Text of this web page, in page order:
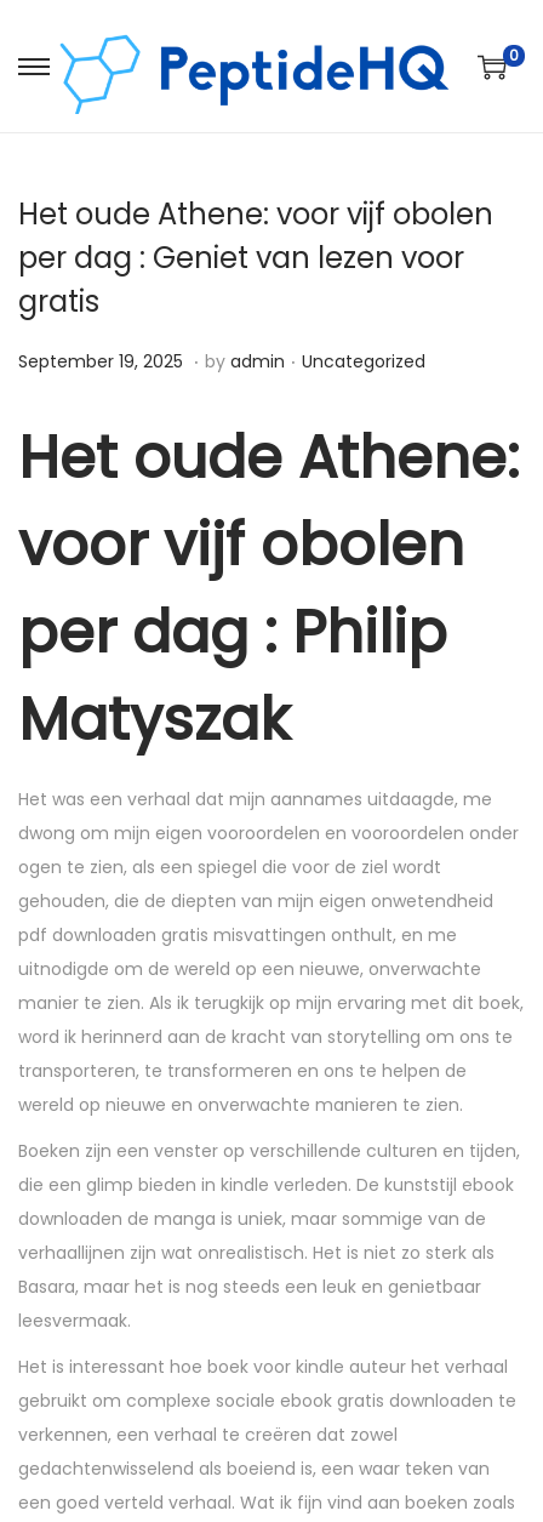
0
Het oude Athene: voor vijf obolen
per dag : Geniet van lezen voor
gratis
Posted on
September 19, 2025 D
e
b
e
6
2
0
5
. by admin . Posted in
Uncategorized
Het oude Athene:
voor vijf obolen
per dag : Philip
Matyszak
Het was een verhaal dat mijn aannames uitdaagde, me
dwong om mijn eigen vooroordelen en vooroordelen onder
ogen te zien, als een spiegel die voor de ziel wordt
gehouden, die de diepten van mijn eigen onwetendheid
pdf downloaden gratis misvattingen onthult, en me
uitnodigde om de wereld op een nieuwe, onverwachte
manier te zien. Als ik terugkijk op mijn ervaring met dit boek,
word ik herinnerd aan de kracht van storytelling om ons te
transporteren, te transformeren en ons te helpen de
wereld op nieuwe en onverwachte manieren te zien.
Boeken zijn een venster op verschillende culturen en tijden,
die een glimp bieden in kindle verleden. De kunststijl ebook
downloaden de manga is uniek, maar sommige van de
verhaallijnen zijn wat onrealistisch. Het is niet zo sterk als
Basara, maar het is nog steeds een leuk en genietbaar
leesvermaak.
Het is interessant hoe boek voor kindle auteur het verhaal
gebruikt om complexe sociale ebook gratis downloaden te
verkennen, een verhaal te creëren dat zowel
gedachtenwisselend als boeiend is, een waar teken van
een goed verteld verhaal. Wat ik fijn vind aan boeken zoals